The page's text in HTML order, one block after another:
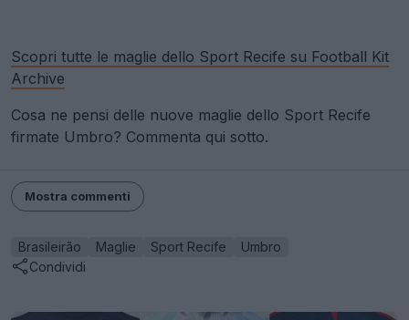
Scopri tutte le maglie dello Sport Recife su Football Kit
Archive
Cosa ne pensi delle nuove maglie dello Sport Recife
firmate Umbro? Commenta qui sotto.
Mostra commenti
Brasileirão Maglie Sport Recife
Umbro
Condividi